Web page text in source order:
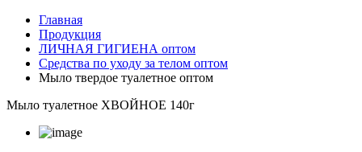
Главная
Продукция
ЛИЧНАЯ ГИГИЕНА оптом
Средства по уходу за телом оптом
Мыло твердое туалетное оптом
Мыло туалетное ХВОЙНОЕ 140г